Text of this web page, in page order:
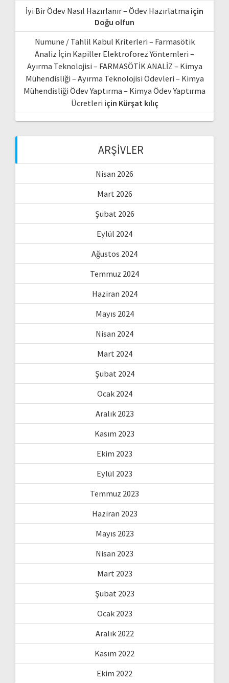
İyi Bir Ödev Nasıl Hazırlanır – Ödev Hazırlatma için
Doğu olfun
Numune / Tahlil Kabul Kriterleri – Farmasötik
Analiz İçin Kapiller Elektroforez Yöntemleri –
Ayırma Teknolojisi – FARMASÖTİK ANALİZ – Kimya
Mühendisliği – Ayırma Teknolojisi Ödevleri – Kimya
Mühendisliği Ödev Yaptırma – Kimya Ödev Yaptırma
Ücretleri için Kürşat kılıç
ARŞIVLER
Nisan 2026
Mart 2026
Şubat 2026
Eylül 2024
Ağustos 2024
Temmuz 2024
Haziran 2024
Mayıs 2024
Nisan 2024
Mart 2024
Şubat 2024
Ocak 2024
Aralık 2023
Kasım 2023
Ekim 2023
Eylül 2023
Temmuz 2023
Haziran 2023
Mayıs 2023
Nisan 2023
Mart 2023
Şubat 2023
Ocak 2023
Aralık 2022
Kasım 2022
Ekim 2022